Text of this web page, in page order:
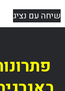
שיחה עם נציג